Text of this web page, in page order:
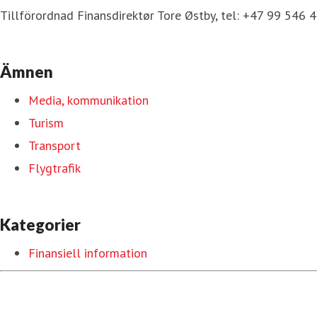
Tillförordnad Finansdirektør Tore Østby, tel: +47 99 546
Ämnen
Media, kommunikation
Turism
Transport
Flygtrafik
Kategorier
Finansiell information